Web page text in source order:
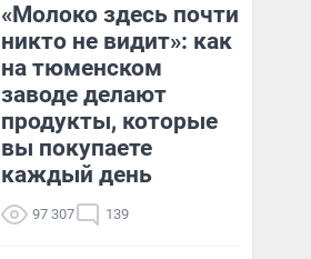
«Молоко здесь почти
никто не видит»: как
на тюменском
заводе делают
продукты, которые
вы покупаете
каждый день
97 307 139